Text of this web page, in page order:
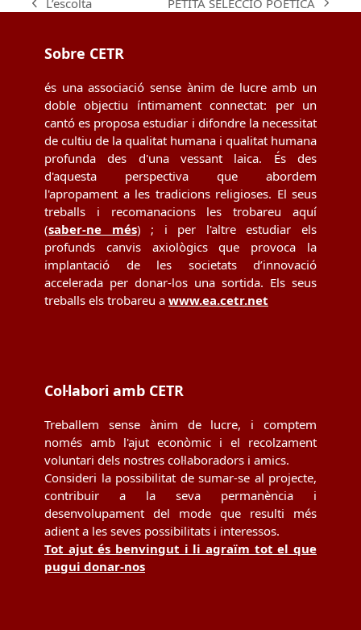
previous
L’escolta
next
Sobre CETR
és una associació sense ànim de lucre amb un
doble objectiu íntimament connectat: per un
cantó es proposa estudiar i difondre la necessitat
de cultiu de la qualitat humana i qualitat humana
profunda des d'una vessant laica. És des
d'aquesta perspectiva que abordem
l'apropament a les tradicions religioses. El seus
treballs i recomanacions les trobareu aquí
(saber-ne més) ; i per l'altre estudiar els
profunds canvis axiològics que provoca la
implantació de les societats d’innovació
accelerada per donar-los una sortida. Els seus
treballs els trobareu a www.ea.cetr.net
Col·labori amb CETR
Treballem sense ànim de lucre, i comptem
només amb l'ajut econòmic i el recolzament
voluntari dels nostres col·laboradors i amics.
Consideri la possibilitat de sumar-se al projecte,
contribuir a la seva permanència i
desenvolupament del mode que resulti més
adient a les seves possibilitats i interessos.
Tot ajut és benvingut i li agraïm tot el que
pugui donar-nos